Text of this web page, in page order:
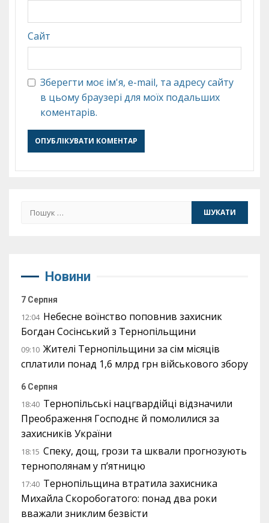
Сайт
Зберегти моє ім'я, e-mail, та адресу сайту
в цьому браузері для моїх подальших
коментарів.
Пошук:
Новини
7 Серпня
12:04 Небесне воїнство поповнив захисник
Богдан Сосінський з Тернопільщини
09:10 Жителі Тернопільщини за сім місяців
сплатили понад 1,6 млрд грн військового збору
6 Серпня
18:40 Тернопільські нацгвардійці відзначили
Преображення Господнє й помолилися за
захисників України
18:15 Спеку, дощ, грози та шквали прогнозують
тернополянам у п’ятницю
17:40 Тернопільщина втратила захисника
Михайла Скоробогатого: понад два роки
вважали зниклим безвісти